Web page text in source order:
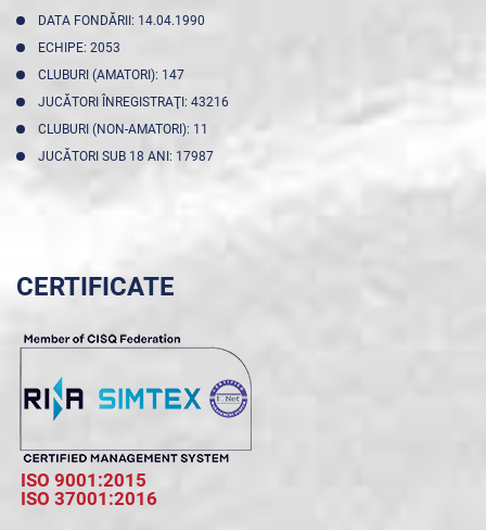
DATA FONDĂRII: 14.04.1990
ECHIPE: 2053
CLUBURI (AMATORI): 147
JUCĂTORI ÎNREGISTRAŢI: 43216
CLUBURI (NON-AMATORI): 11
JUCĂTORI SUB 18 ANI: 17987
CERTIFICATE
ISO 9001:2015
ISO 37001:2016